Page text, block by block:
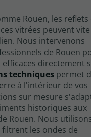
Rouen, les reflets
vitrées peuvent vite
Nous intervenons
de Rouen
directement
techniquespermet
à l'intérieur de vos
sur mesure
historiques aux
Rouen. Nous
les ondes de